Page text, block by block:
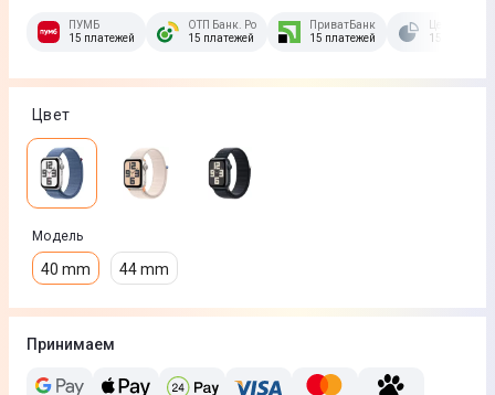
ПУМБ
15 платежей
ОТП Банк. Розстрочка Скибочка.
15 платежей
ПриватБанк
15 платежей
15 платежей
Цвет
Модель
40 mm 44 mm
Принимаем